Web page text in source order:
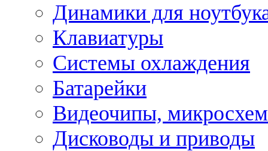
Динамики для
Клавиатуры
Системы охлаждения
Батарейки
Видеочипы,
Дисководы и приводы